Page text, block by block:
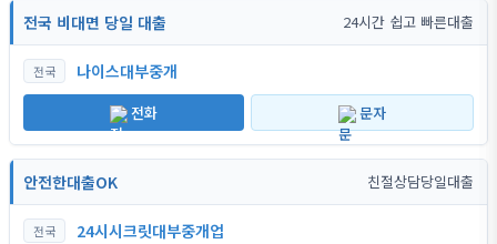
전국 비대면 당일 대출 24시간 쉽고 빠른대출
전국 나이스대부중개
전화 문자
안전한대출OK 친절상담당일대출
전국 24시시크릿대부중개업